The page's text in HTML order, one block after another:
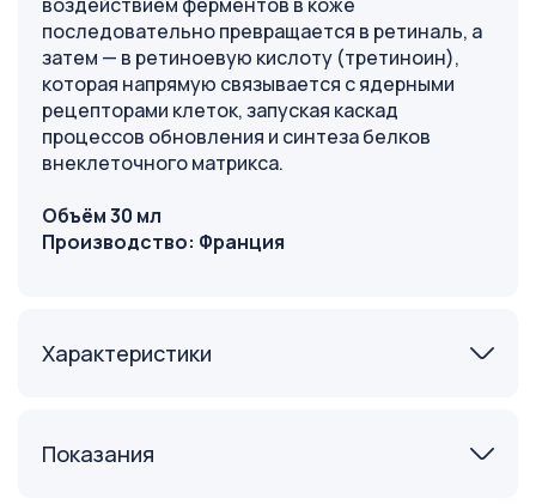
последовательно превращается в ретиналь, а
затем — в ретиноевую кислоту (третиноин),
которая напрямую связывается с ядерными
рецепторами клеток, запуская каскад
процессов обновления и синтеза белков
внеклеточного матрикса.
Объём 30 мл
Производство: Франция
Характеристики
Показания